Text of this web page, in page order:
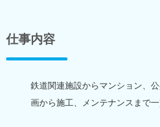
仕事内容
鉄道関連施設からマンション、
画から施工、メンテナンスまで